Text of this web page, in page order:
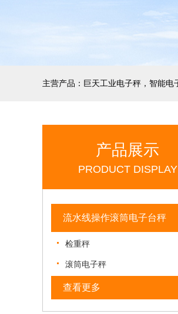
产品展示
PRODUCT DISPLAY
流水线操作滚筒电子台秤
检重秤
滚筒电子秤
查看更多